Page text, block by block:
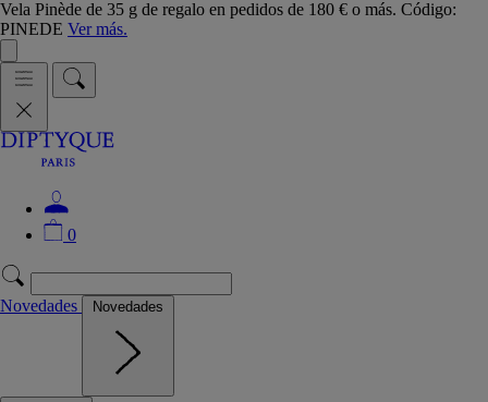
Vela Pinède de 35 g de regalo en pedidos de 180 € o más. Código:
PINEDE Ver más.
0
Novedades Novedades